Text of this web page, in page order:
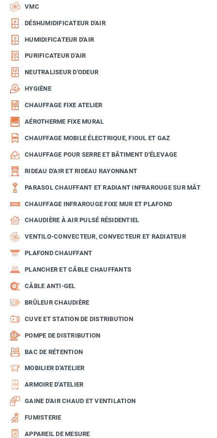
VMC
DÉSHUMIDIFICATEUR D'AIR
HUMIDIFICATEUR D'AIR
PURIFICATEUR D'AIR
NEUTRALISEUR D'ODEUR
HYGIÈNE
CHAUFFAGE FIXE ATELIER
AÉROTHERME FIXE MURAL
CHAUFFAGE MOBILE ÉLECTRIQUE, FIOUL ET GAZ
CHAUFFAGE POUR SERRE ET BÂTIMENT D'ÉLEVAGE
RIDEAU D'AIR ET RIDEAU RAYONNANT
PARASOL CHAUFFANT ET RADIANT INFRAROUGE SUR MÂT
CHAUFFAGE INFRAROUGE FIXE MUR ET PLAFOND
CHAUDIÈRE À AIR PULSÉ RÉSIDENTIEL
VENTILO-CONVECTEUR, CONVECTEUR ET RADIATEUR
PLAFOND CHAUFFANT
PLANCHER ET CÂBLE CHAUFFANTS
CÂBLE ANTI-GEL
BRÛLEUR CHAUDIÈRE
CUVE ET STATION DE DISTRIBUTION
POMPE DE DISTRIBUTION
BAC DE RÉTENTION
MOBILIER D'ATELIER
ARMOIRE D'ATELIER
GAINE D'AIR CHAUD ET VENTILATION
FUMISTERIE
APPAREIL DE MESURE